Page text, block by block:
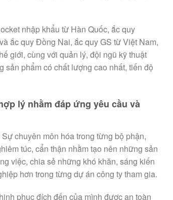
nhập khẩu từ Hàn Quốc, ắc quy
ắc quy Đồng Nai, ắc quy GS từ Việt Nam,
giới, cùng với quản lý, đội ngũ kỹ thuật
phẩm có chất lượng cao nhất, tiến độ
lý nhằm đáp ứng yêu cầu và
chuyên môn hóa trong từng bộ phận,
túc, cẩn thận nhằm tạo nên những sản
việc, chia sẻ những khó khăn, sáng kiến
hơn trong từng dự án công ty tham gia.
phục đích đến của mình được an toàn